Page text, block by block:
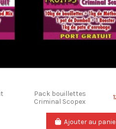
Pack bouillettes
Criminal Scopex
Ajouter au